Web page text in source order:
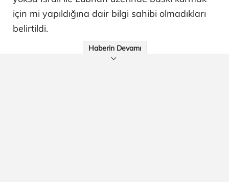
için mi yapıldığına dair bilgi sahibi olmadıkları
belirtildi.
Haberin Devamı